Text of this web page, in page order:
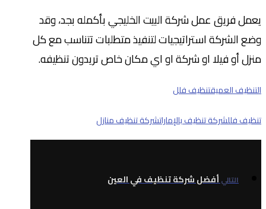
يعمل فريق عمل شركة البيت الخليجي بأكمله بجد، وقد
وضع الشركة استراتيجيات لتنفيذ متطلبات تتناسب مع كل
منزل أو فيلا او شركة او اي مكان خاص تريدون تنظيفه.
التنظيف العميقتنظيف فلل
تنظيف فللشركة تنظيف بالإماراتشركة تنظيف منازل
التاليأفضل شركة تنظيف في العين